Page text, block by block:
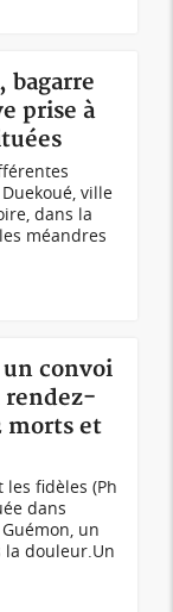
bagarre
prise à
ville
dans la
méandres
convoi
rendez-
morts et
fidèles (Ph
dans
un
la douleur.Un